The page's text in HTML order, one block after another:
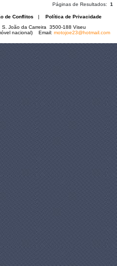
Páginas de Resultados: 1
de Conflitos | Política de Privacidade
João da Carreira 3500-188 Viseu
nacional) Email: motojoe23@hotmail.com